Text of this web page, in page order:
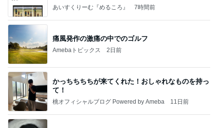
あいすくりーむ『めるころ』 7時間前
痛風発作の激痛の中でのゴルフ
Amebaトピックス 2日前
かっちちちちが来てくれた！おしゃれなものを持っ
て！
桃オフィシャルブログ Powered by Ameba 11日前